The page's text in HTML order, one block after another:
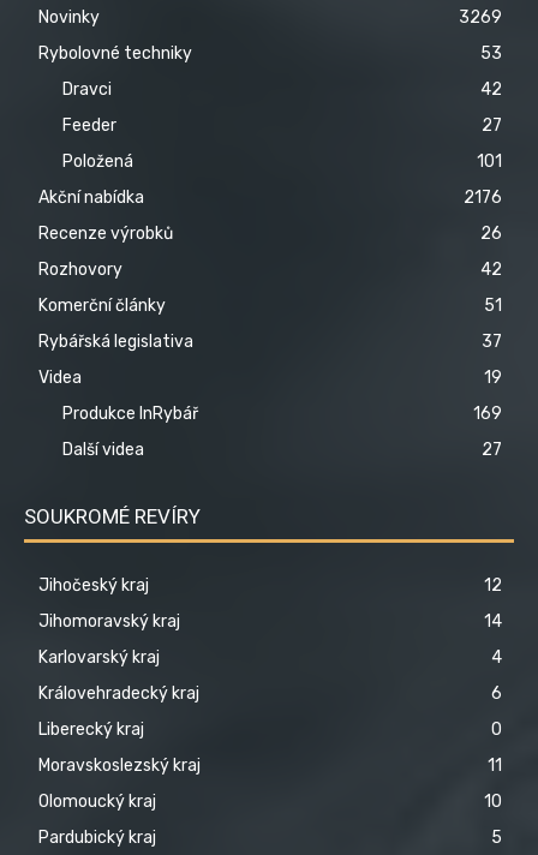
Novinky
3269
Rybolovné techniky
53
Dravci
42
Feeder
27
Položená
101
Akční nabídka
2176
Recenze výrobků
26
Rozhovory
42
Komerční články
51
Rybářská legislativa
37
Videa
19
Produkce InRybář
169
Další videa
27
SOUKROMÉ REVÍRY
Jihočeský kraj
12
Jihomoravský kraj
14
Karlovarský kraj
4
Královehradecký kraj
6
Liberecký kraj
0
Moravskoslezský kraj
11
Olomoucký kraj
10
Pardubický kraj
5